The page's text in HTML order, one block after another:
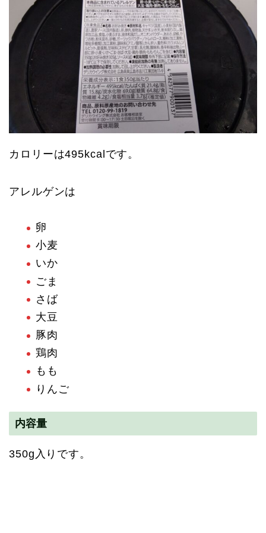
カロリーは495kcalです。
アレルゲンは
卵
小麦
いか
ごま
さば
大豆
豚肉
鶏肉
もも
りんご
内容量
350g入りです。